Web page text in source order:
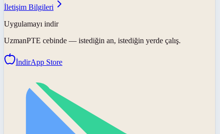
İletişim Bilgileri
Uygulamayı indir
UzmanPTE cebinde — istediğin an, istediğin yerde çalış.
İndirApp Store